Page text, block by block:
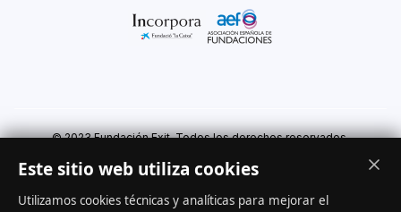
© 2023 Fundación Exit. Todos los derechos reservados.
Este sitio web utiliza cookies
Utilizamos cookies técnicas y analíticas para mejorar el